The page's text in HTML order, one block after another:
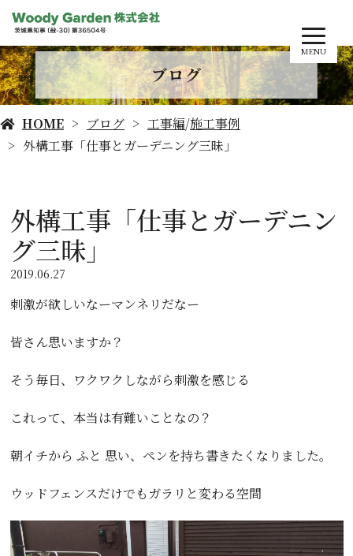
MENU
ブログ
HOME ブログ 工事編/施工事例
外構工事「仕事とガーデニング三昧」
外構工事「仕事とガーデニン
グ三昧」
2019.06.27
刺激が欲しいなーマンネリだなー
皆さん思いますか？
そう毎日、ワクワクしながら刺激を感じる
これって、本当は有難いことなの？
朝イチから ふと 思い、ペンを持ち書きたくなりました。
ウッドフェンスだけでもガラリと変わる空間